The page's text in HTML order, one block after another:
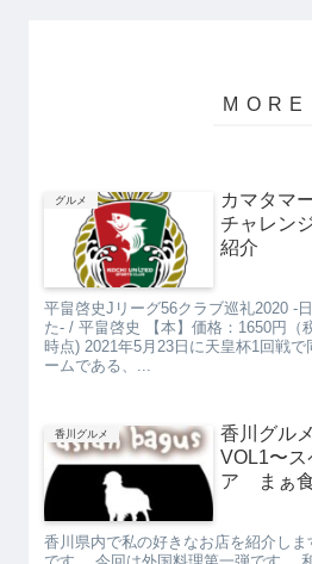
グルメ
カマタマ
チャレン
紹介
平畠啓史Jリーグ56クラブ巡礼2020 -
た- / 平畠啓史 【本】価格：1650円（
時点) 2021年5月23日に天皇杯1回戦
ームである、...
香川グルメ
香川グル
VOL1〜ス
ア まぁ
香川県内で私の好きなお店を紹介し